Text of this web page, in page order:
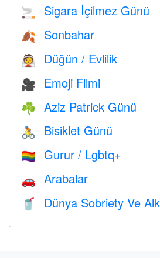
🚬 Sigara İçilmez Günü
🍂 Sonbahar
👰 Düğün / Evlilik
🎥 Emoji Filmi
☘️ Aziz Patrick Günü
🚴 Bisiklet Günü
🏳️‍🌈 Gurur / Lgbtq+
🚗 Arabalar
🥤 Dünya Sobriety Ve